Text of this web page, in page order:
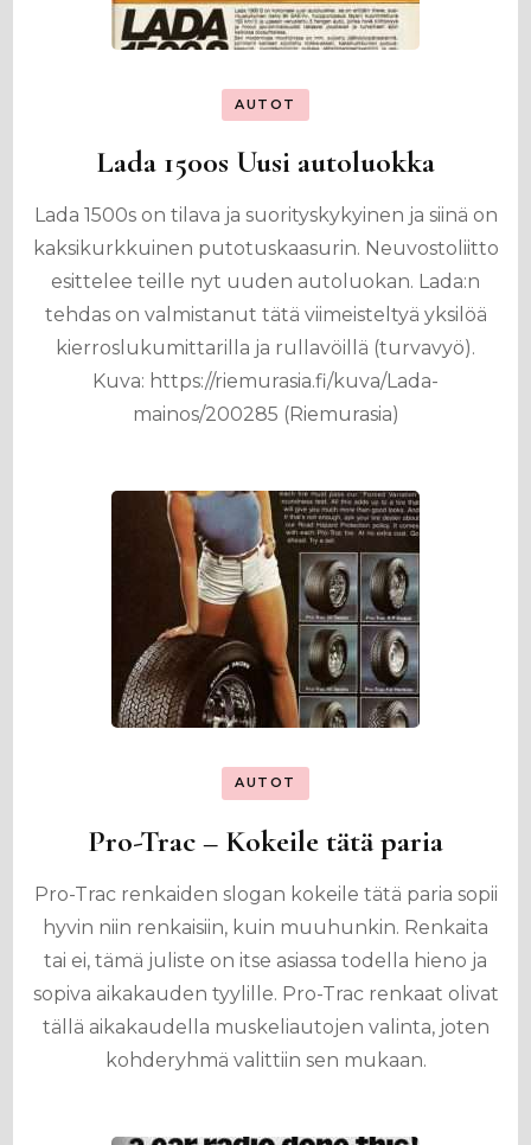
AUTOT
Lada 1500s Uusi autoluokka
Lada 1500s on tilava ja suorityskykyinen ja siinä on
kaksikurkkuinen putotuskaasurin. Neuvostoliitto
esittelee teille nyt uuden autoluokan. Lada:n
tehdas on valmistanut tätä viimeisteltyä yksilöä
kierroslukumittarilla ja rullavöillä (turvavyö).
Kuva: https://riemurasia.fi/kuva/Lada-
mainos/200285 (Riemurasia)
AUTOT
Pro-Trac – Kokeile tätä paria
Pro-Trac renkaiden slogan kokeile tätä paria sopii
hyvin niin renkaisiin, kuin muuhunkin. Renkaita
tai ei, tämä juliste on itse asiassa todella hieno ja
sopiva aikakauden tyylille. Pro-Trac renkaat olivat
tällä aikakaudella muskeliautojen valinta, joten
kohderyhmä valittiin sen mukaan.